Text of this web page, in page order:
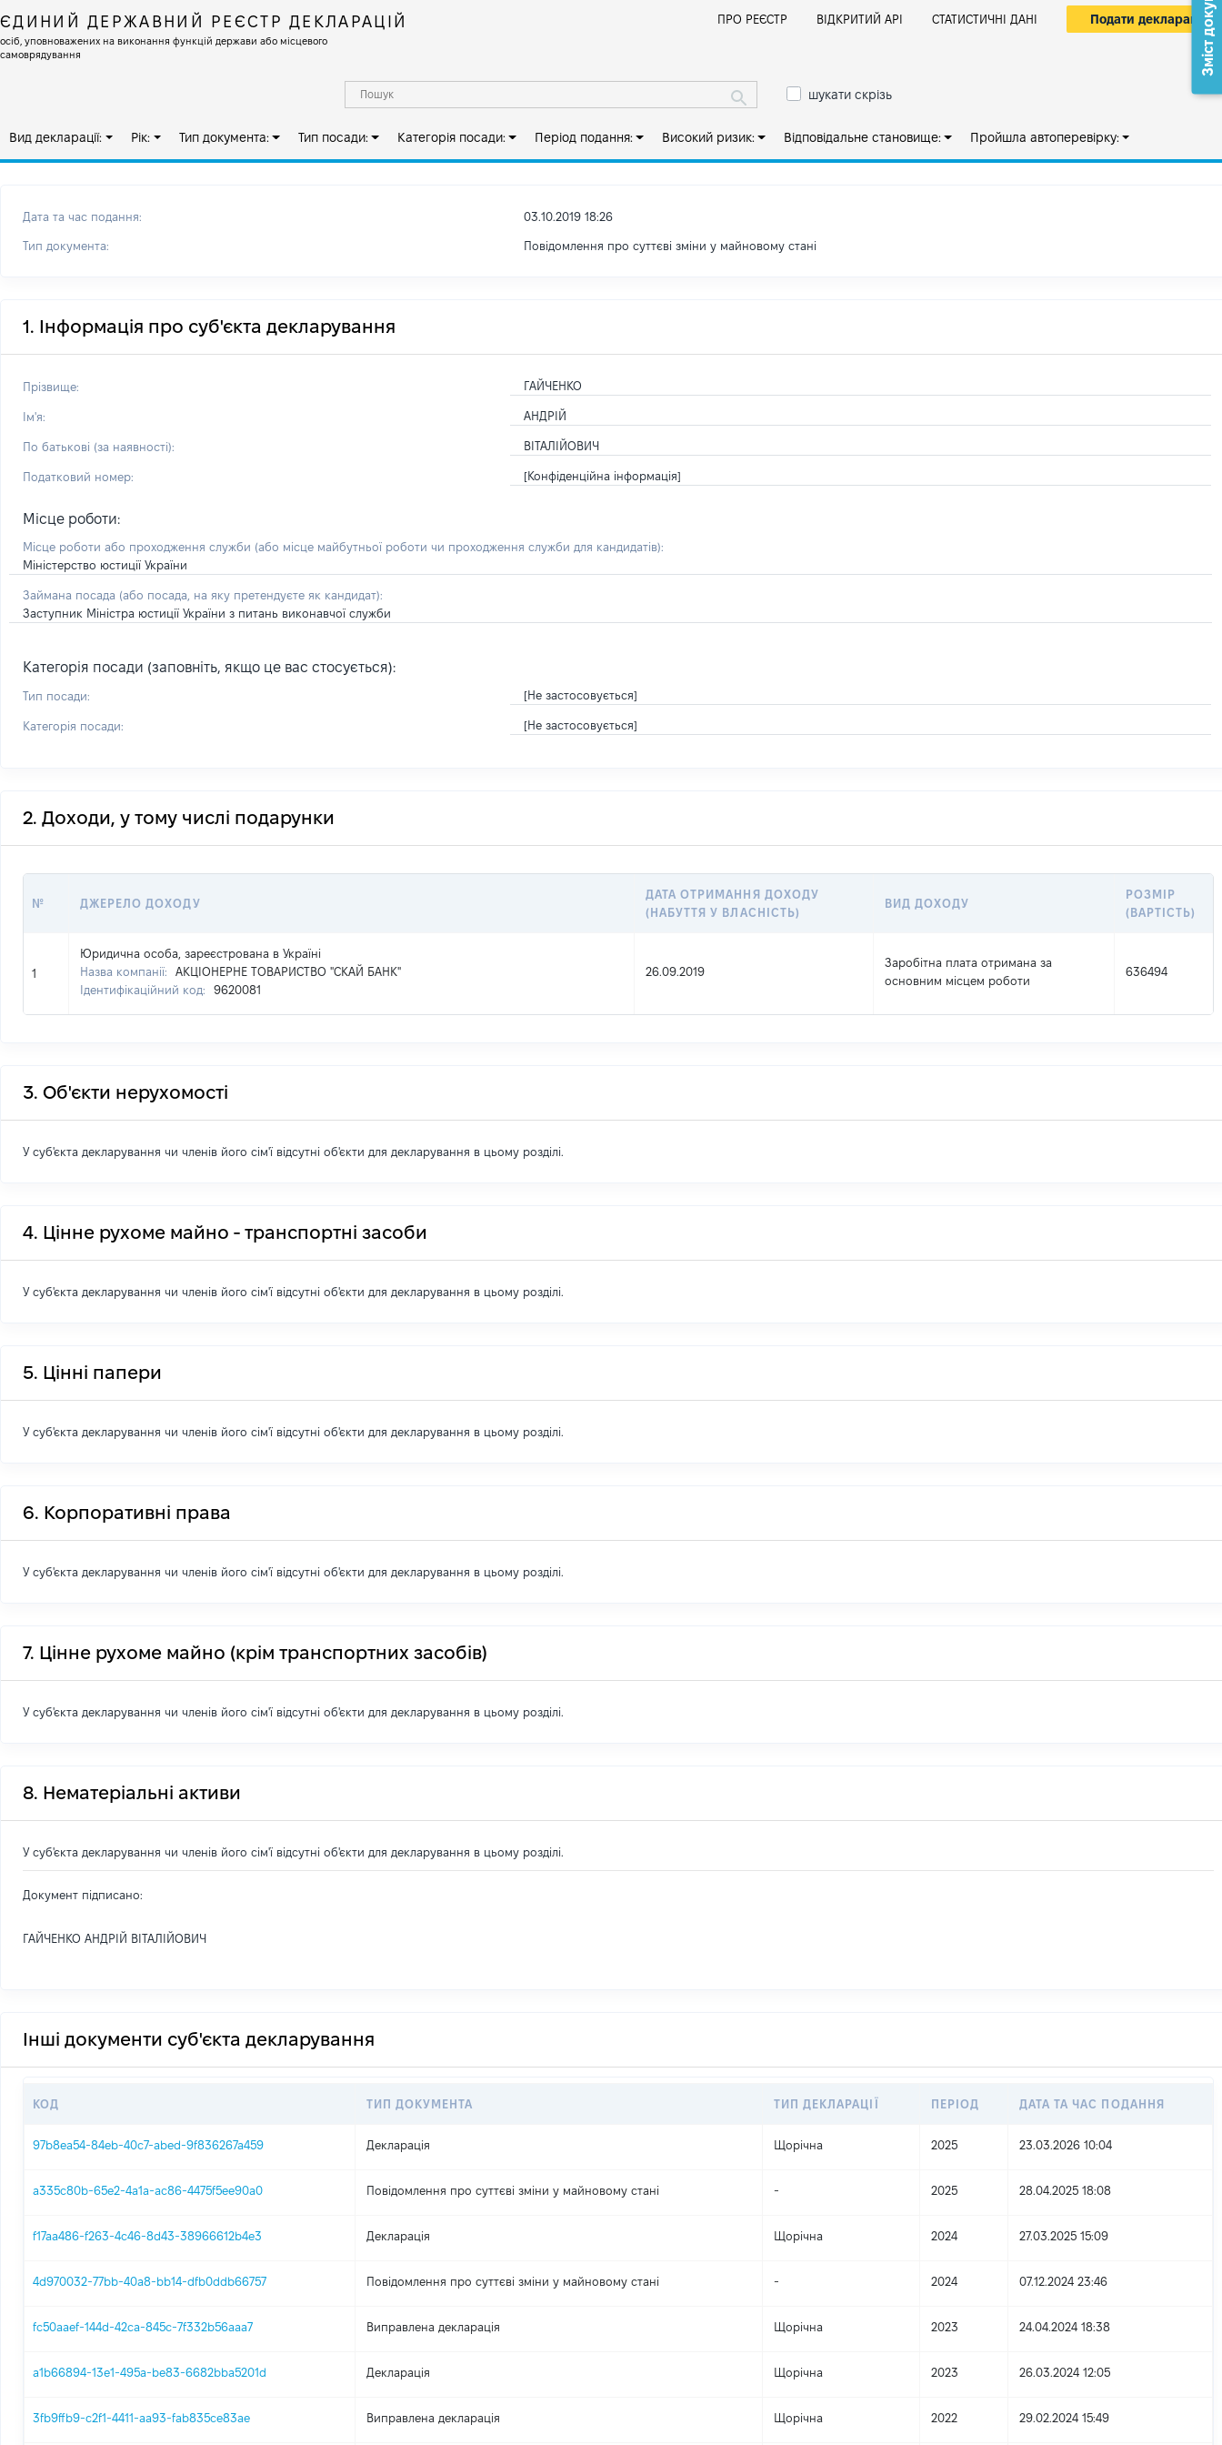
ЄДИНИЙ ДЕРЖАВНИЙ РЕЄСТР ДЕКЛАРАЦІЙ
осіб, уповноважених на виконання функцій держави або місцевого
самоврядування
ПРО РЕЄСТР ВІДКРИТИЙ АРІ СТАТИСТИЧНІ ДАНІ Подати декларацію
шукати скрізь
Вид декларації: Рік: Тип документа: Тип посади: Категорія посади: Період подання: Високий ризик: Відповідальне становище: Пройшла автоперевірку:
Дата та час подання: 03.10.2019 18:26
Тип документа: Повідомлення про суттєві зміни y майновому стані
1. Інформація про суб'єкта декларування
Прізвище: ГАЙЧЕНКО
Ім'я: АНДРІЙ
По батькові (за наявності): ВІТАЛІЙОВИЧ
Податковий номер: [Конфіденційна інформація]
Місце роботи:
Місце роботи або проходження служби (або місце майбутньої роботи чи проходження служби для кандидатів):
Міністерство юстиції України
Займана посада (або посада, на яку претендуєте як кандидат):
Заступник Міністра юстиції України з питань виконавчої служби
Категорія посади (заповніть, якщо це вас стосується):
Тип посади: [Не застосовується]
Категорія посади: [Не застосовується]
2. Доходи, у тому числі подарунки
№ ДЖЕРЕЛО ДОХОДУ
ДАТА ОТРИМАННЯ ДОХОДУ
(НАБУТТЯ У ВЛАСНІСТЬ)
ВИД ДОХОДУ
РОЗМІР
(ВАРТІСТЬ)
1
Юридична особа, зареєстрована в Україні
Назва компанії:
АКЦІОНЕРНЕ ТОВАРИСТВО "СКАЙ БАНК"
Ідентифікаційний код:
9620081
26.09.2019
Заробітна плата отримана за
основним місцем роботи
636494
3. Об'єкти нерухомості
У суб'єкта декларування чи членів його сім'ї відсутні об'єкти для декларування в цьому розділі.
4. Цінне рухоме майно - транспортні засоби
У суб'єкта декларування чи членів його сім'ї відсутні об'єкти для декларування в цьому розділі.
5. Цінні папери
У суб'єкта декларування чи членів його сім'ї відсутні об'єкти для декларування в цьому розділі.
6. Корпоративні права
У суб'єкта декларування чи членів його сім'ї відсутні об'єкти для декларування в цьому розділі.
7. Цінне рухоме майно (крім транспортних засобів)
У суб'єкта декларування чи членів його сім'ї відсутні об'єкти для декларування в цьому розділі.
8. Нематеріальні активи
У суб'єкта декларування чи членів його сім'ї відсутні об'єкти для декларування в цьому розділі.
Документ підписано:
ГАЙЧЕНКО АНДРІЙ ВІТАЛІЙОВИЧ
Інші документи суб'єкта декларування
КОД ТИП ДОКУМЕНТА ТИП ДЕКЛАРАЦІЇ ПЕРІОД ДАТА ТА ЧАС ПОДАННЯ
97b8ea54-84eb-40c7-abed-9f836267a459 Декларація Щорічна 2025 23.03.2026 10:04
a335c80b-65e2-4a1a-ac86-4475f5ee90a0 Повідомлення про суттєві зміни y майновому стані - 2025 28.04.2025 18:08
f17aa486-f263-4c46-8d43-38966612b4e3 Декларація Щорічна 2024 27.03.2025 15:09
4d970032-77bb-40a8-bb14-dfb0ddb66757 Повідомлення про суттєві зміни y майновому стані - 2024 07.12.2024 23:46
fc50aaef-144d-42ca-845c-7f332b56aaa7 Виправлена декларація Щорічна 2023 24.04.2024 18:38
a1b66894-13e1-495a-be83-6682bba5201d Декларація Щорічна 2023 26.03.2024 12:05
3fb9ffb9-c2f1-4411-aa93-fab835ce83ae Виправлена декларація Щорічна 2022 29.02.2024 15:49